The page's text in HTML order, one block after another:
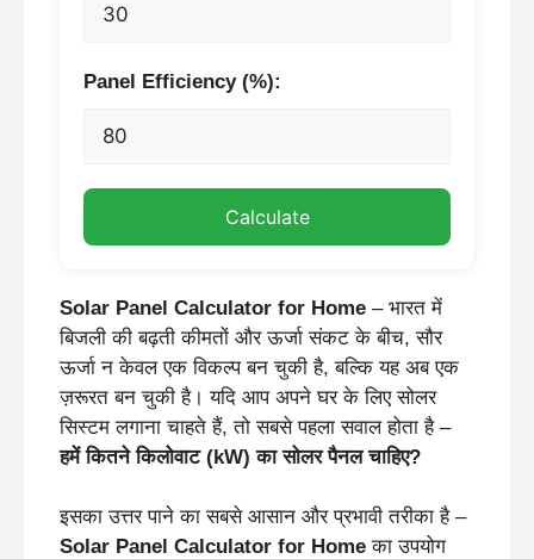
Panel Efficiency (%):
Calculate
Solar Panel Calculator for Home – भारत में
बिजली की बढ़ती कीमतों और ऊर्जा संकट के बीच, सौर
ऊर्जा न केवल एक विकल्प बन चुकी है, बल्कि यह अब एक
ज़रूरत बन चुकी है। यदि आप अपने घर के लिए सोलर
सिस्टम लगाना चाहते हैं, तो सबसे पहला सवाल होता है –
हमें कितने किलोवाट (kW) का सोलर पैनल चाहिए?
इसका उत्तर पाने का सबसे आसान और प्रभावी तरीका है –
Solar Panel Calculator for Home का उपयोग